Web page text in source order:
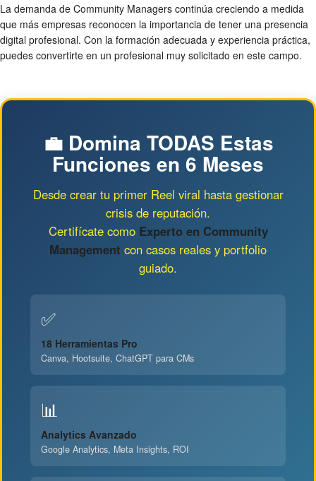
La demanda de Community Managers continúa creciendo a medida
que más empresas reconocen la importancia de tener una presencia
digital profesional. Con la formación adecuada y experiencia práctica,
puedes convertirte en un profesional muy solicitado en este campo.
💼 Domina TODAS Estas
Funciones en 6 Meses
Desde crear tu primer Reel viral hasta gestionar
crisis de reputación.
Certifícate como Experto en Community
Management con casos reales y portfolio
guiado.
✅
18 Herramientas Pro
Canva, Hootsuite, ChatGPT para CMs
📊
Analytics Avanzado
Google Analytics, Meta Insights, ROI